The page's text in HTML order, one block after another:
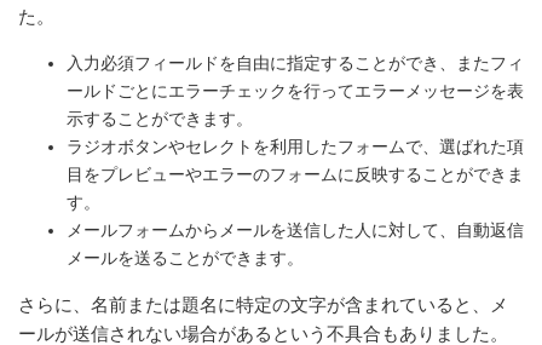
た。
入力必須フィールドを自由に指定することができ、またフィ
ールドごとにエラーチェックを行ってエラーメッセージを表
示することができます。
ラジオボタンやセレクトを利用したフォームで、選ばれた項
目をプレビューやエラーのフォームに反映することができま
す。
メールフォームからメールを送信した人に対して、自動返信
メールを送ることができます。
さらに、名前または題名に特定の文字が含まれていると、メ
ールが送信されない場合があるという不具合もありました。